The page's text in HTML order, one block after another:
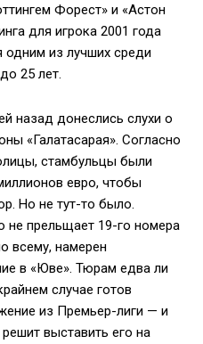
Форест» и «Астон
для игрока 2001 года
одним из лучших среди
25 лет.
назад донеслись слухи о
«Галатасарая». Согласно
стамбульцы были
евро, чтобы
Но не тут-то было.
не прельщает 19-го номера
всему, намерен
в «Юве». Тюрам едва ли
случае готов
из Премьер-лиги — и
выставить его на